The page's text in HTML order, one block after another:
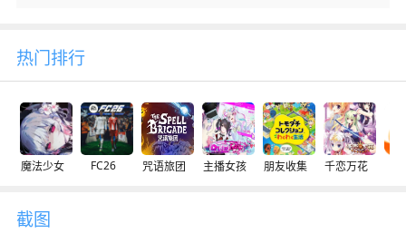
热门排行
魔法少女 FC26 咒语旅团 主播女孩 朋友收集 千恋万花
截图